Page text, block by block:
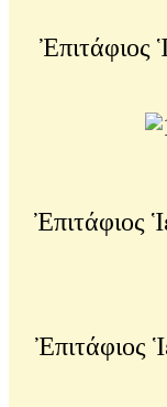
Ἐπιτάφιος
Ἐπιτάφιος
Ἐπιτάφιος